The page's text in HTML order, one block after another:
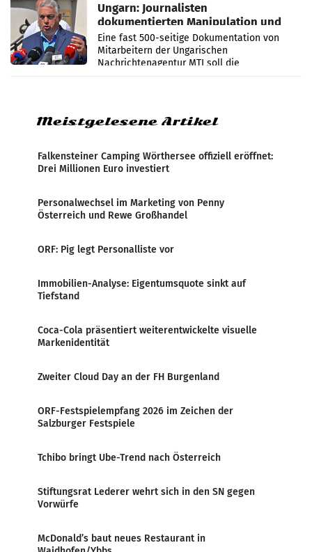
Ungarn: Journalisten
dokumentierten Manipulation und
Zensur
Eine fast 500-seitige Dokumentation von
Mitarbeitern der Ungarischen
Nachrichtenagentur MTI soll die
systematische Nachrichten-Manipulation und
Meistgelesene Artikel
Falkensteiner Camping Wörthersee offiziell eröffnet:
Drei Millionen Euro investiert
Personalwechsel im Marketing von Penny
Österreich und Rewe Großhandel
ORF: Pig legt Personalliste vor
Immobilien-Analyse: Eigentumsquote sinkt auf
Tiefstand
Coca-Cola präsentiert weiterentwickelte visuelle
Markenidentität
Zweiter Cloud Day an der FH Burgenland
ORF-Festspielempfang 2026 im Zeichen der
Salzburger Festspiele
Tchibo bringt Ube-Trend nach Österreich
Stiftungsrat Lederer wehrt sich in den SN gegen
Vorwürfe
McDonald’s baut neues Restaurant in